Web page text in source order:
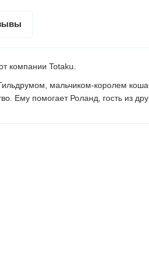
компании Totaku.
мальчиком-королем
Ему помогает Роланд, гость из